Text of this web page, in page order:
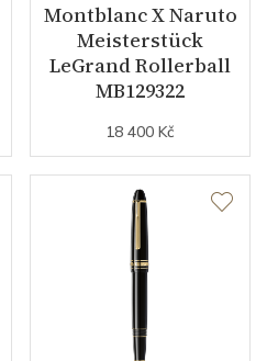
Montblanc X Naruto
Meisterstück
LeGrand Rollerball
MB129322
18 400 Kč